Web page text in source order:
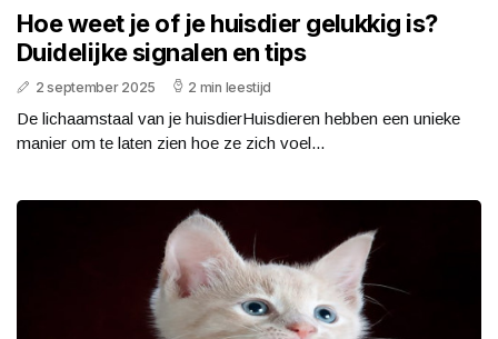
Hoe weet je of je huisdier gelukkig is?
Duidelijke signalen en tips
2 september 2025 2 min leestijd
De lichaamstaal van je huisdierHuisdieren hebben een unieke
manier om te laten zien hoe ze zich voel...